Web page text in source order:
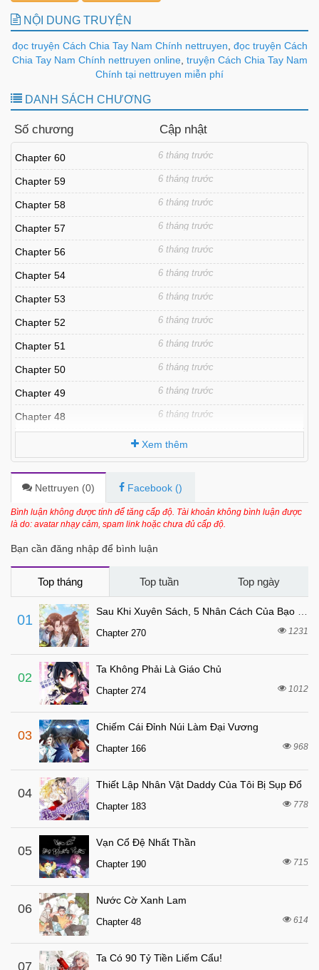
NỘI DUNG TRUYỆN
đọc truyện Cách Chia Tay Nam Chính nettruyen đọc truyện Cách
Chia Tay Nam Chính nettruyen online, truyện Cách Chia Tay Nam
Chính tại nettruyen miễn phí
DANH SÁCH CHƯƠNG
Số chương Cập nhật
Chapter 60 6 tháng trước
Chapter 59 6 tháng trước
Chapter 58 6 tháng trước
Chapter 57 6 tháng trước
Chapter 56 6 tháng trước
Chapter 54 6 tháng trước
Chapter 53 6 tháng trước
Chapter 52 6 tháng trước
Chapter 51 6 tháng trước
Chapter 50 6 tháng trước
Chapter 49 6 tháng trước
Chapter 48 6 tháng trước
Chapter 45 6 tháng trước
Chapter 44 6 tháng trước
Chapter 43 6 tháng trước
6 tháng trước
Chapter 40 6 tháng trước
Chapter 39
Chapter 38
Chapter 37
Chapter 36 6 tháng trước
Chapter 35
Chapter 34
Chapter 33
Chapter 32 6 tháng trước
Chapter 31 6 tháng trước
Chapter 30
Chapter 29 6 tháng trước
Chapter 28
Chapter 27 6 tháng trước
Chapter 26
Chapter 25
Chapter 24 6 tháng trước
Xem thêm
Nettruyen (0) Facebook ()
Bình luận không được tính để tăng cấp độ. Tài khoản không bình luận được
là do: avatar nhạy cảm, spam link hoặc chưa đủ cấp độ.
Bạn cần đăng nhập để bình luận
Top tháng Top tuần Top ngày
01
Chapter 270 1231
02
Ta Không Phải Là Giáo Chủ
Chapter 274 1012
03
Chiếm Cái Đỉnh Núi Làm Đại Vương
Chapter 166 968
04
Thiết Lập Nhân Vật Daddy Của Tôi Bị Sụp Đổ
Chapter 183 778
05
Vạn Cổ Đệ Nhất Thần
Chapter 190 715
06
Nước Cờ Xanh Lam
Chapter 48 614
07
Ta Có 90 Tỷ Tiền Liếm Cẩu!